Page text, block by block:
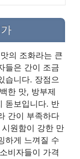
의 조화라는 큰
들은 간이 조금
습니다. 장점으
한 맛, 방부제
돋보입니다. 반
간이 부족하다
원함이 강한 만
하게 느껴질 수
비자들이 가격